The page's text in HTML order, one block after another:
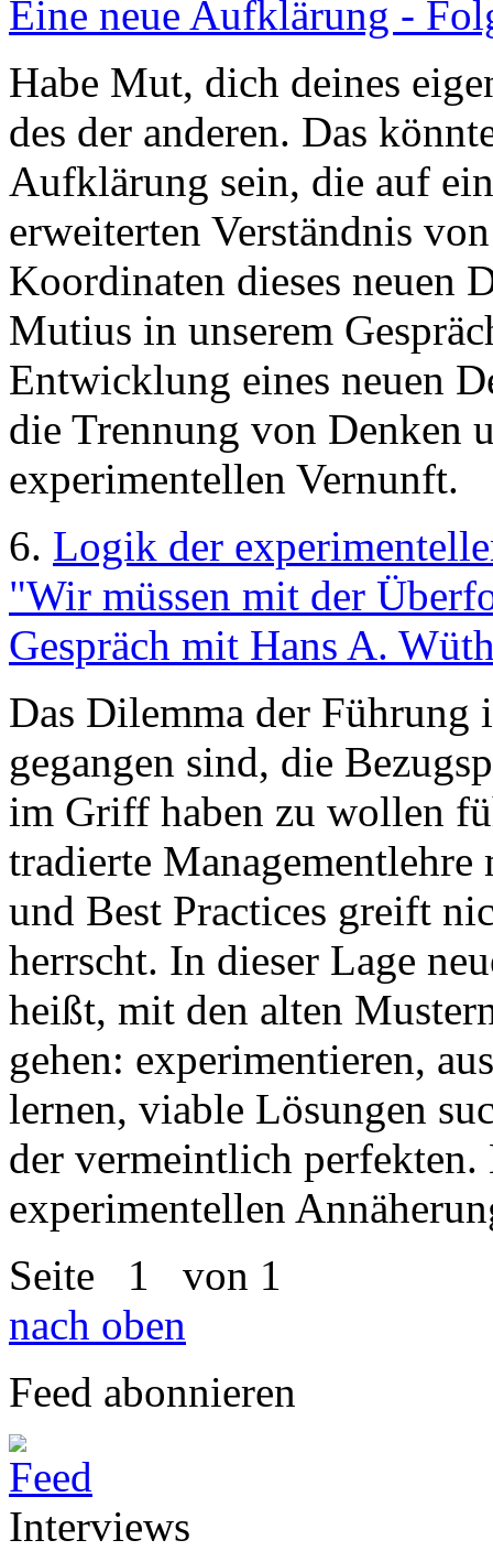
Eine neue Aufklärung -
Habe Mut, dich deines
des der anderen. Das
Aufklärung sein, die auf
erweiterten Verständnis
Koordinaten dieses neuen
Mutius in unserem
Entwicklung eines neuen
die Trennung von Denken
experimentellen Vernunft.
6. Logik der
"Wir müssen mit der
Gespräch mit Hans A.
Das Dilemma der Führung
gegangen sind, die
im Griff haben zu wollen
tradierte
und Best Practices greift
herrscht. In dieser Lage
heißt, mit den alten
gehen: experimentieren,
lernen, viable Lösungen
der vermeintlich
experimentellen
Seite 1 von 1
nach oben
Feed abonnieren
Interviews